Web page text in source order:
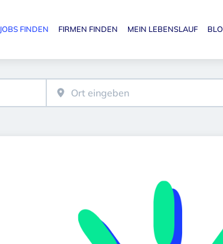
Haupt-
JOBS FINDEN FIRMEN FINDEN MEIN LEBENSLAUF